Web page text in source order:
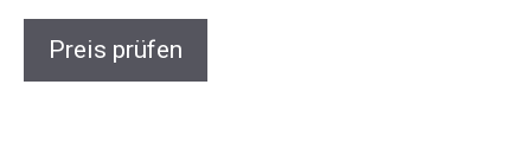
Preis prüfen